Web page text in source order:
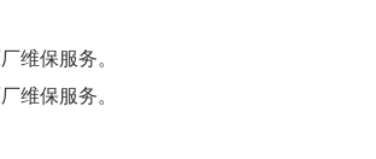
维保服务。
维保服务。